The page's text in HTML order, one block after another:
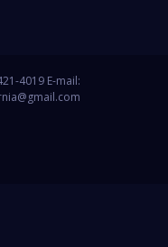
4019 E-mail: